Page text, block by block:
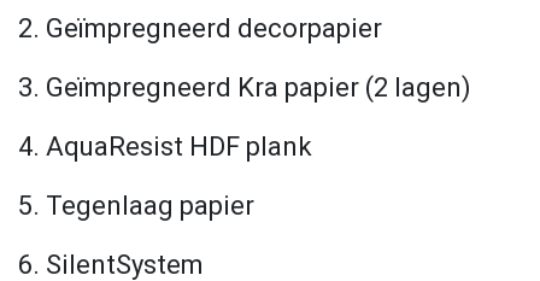
2. Geïmpregneerd decorpapier
3. Geïmpregneerd Kra papier (2 lagen)
4. AquaResist HDF plank
5. Tegenlaag papier
6. SilentSystem